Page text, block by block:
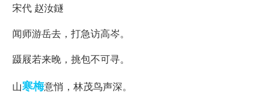
宋代 赵汝鐩
闻师游岳去，打急访高岑。
蹑屐若来晚，挑包不可寻。
山寒梅意悄，林茂鸟声深。